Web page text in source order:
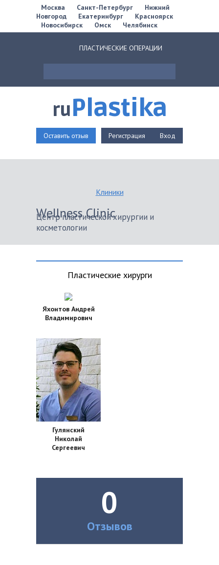
Москва Санкт-Петербург
Нижний
Новгород
Екатеринбург
Красноярск
Новосибирск
Омск Челябинск
ПЛАСТИЧЕСКИЕ ОПЕРАЦИИ
ruPlastika
Оставить отзыв Регистрация Вход
Клиники
Wellness Clinic
Центр пластической хирургии и
косметологии
Пластические хирурги
Яхонтов Андрей
Владимирович
Гулянский
Николай
Сергеевич
0
Отзывов